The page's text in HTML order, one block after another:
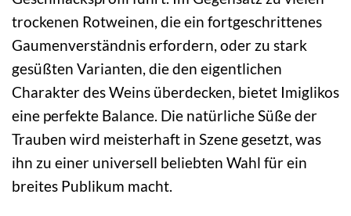
trockenen Rotweinen, die ein fortgeschrittenes
Gaumenverständnis erfordern, oder zu stark
gesüßten Varianten, die den eigentlichen
Charakter des Weins überdecken, bietet Imiglikos
eine perfekte Balance. Die natürliche Süße der
Trauben wird meisterhaft in Szene gesetzt, was
ihn zu einer universell beliebten Wahl für ein
breites Publikum macht.